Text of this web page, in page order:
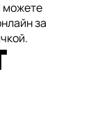
можете
за